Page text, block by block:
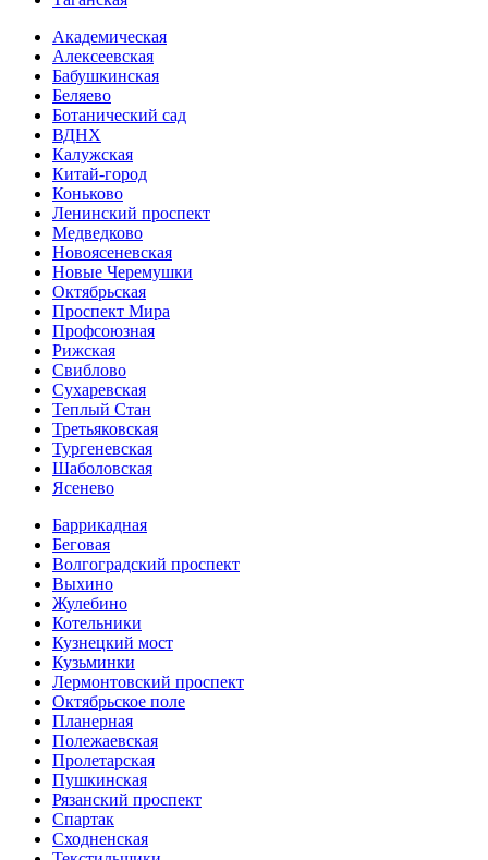
Академическая
Алексеевская
Бабушкинская
Беляево
Ботанический сад
ВДНХ
Калужская
Китай-город
Коньково
Ленинский проспект
Медведково
Новоясе­невская
Новые Черемушки
Октябрьская
Проспект Мира
Профсоюзная
Рижская
Свиблово
Сухаревская
Теплый Стан
Третьяковская
Тургеневская
Шаболовская
Ясенево
Баррикадная
Беговая
Волгоградский проспект
Выхино
Жулебино
Котельники
Кузнецкий мост
Кузьминки
Лермонтовский проспект
Октябрьское поле
Планерная
Полежаевская
Пролетарская
Пушкинская
Рязанский проспект
Спартак
Сходненская